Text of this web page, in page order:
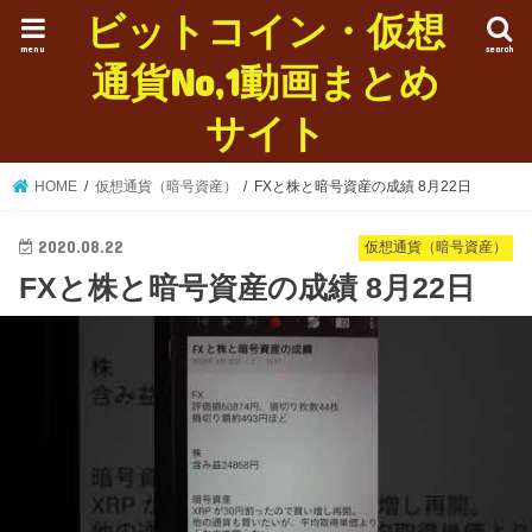
ビットコイン・仮想
通貨No,1動画まとめ
サイト
search
menu
HOME 仮想通貨（暗号資産） FXと株と暗号資産の成績 8月22日
仮想通貨（暗号資産）
2020.08.22
FXと株と暗号資産の成績 8月22日